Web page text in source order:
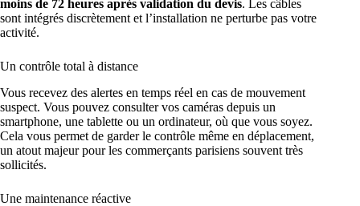
moins de 72 heures après validation du devis. Les câbles
sont intégrés discrètement et l’installation ne perturbe pas votre
activité.
Un contrôle total à distance
Vous recevez des alertes en temps réel en cas de mouvement
suspect. Vous pouvez consulter vos caméras depuis un
smartphone, une tablette ou un ordinateur, où que vous soyez.
Cela vous permet de garder le contrôle même en déplacement,
un atout majeur pour les commerçants parisiens souvent très
sollicités.
Une maintenance réactive